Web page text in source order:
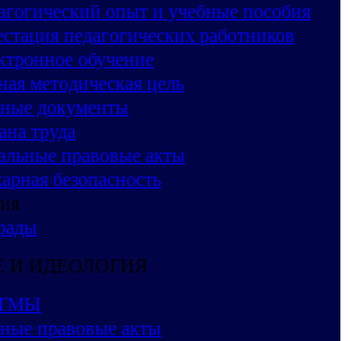
опыт и учебные пособия
педагогических работников
обучение
методическая цель
документы
труда
правовые акты
безопасность
И ИДЕОЛОГИЯ
правовые акты